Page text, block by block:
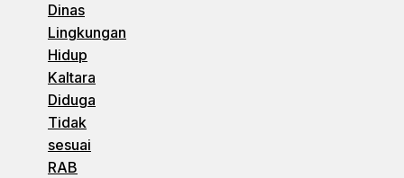
Dinas
Lingkungan
Hidup
Kaltara
Diduga
Tidak
sesuai
RAB